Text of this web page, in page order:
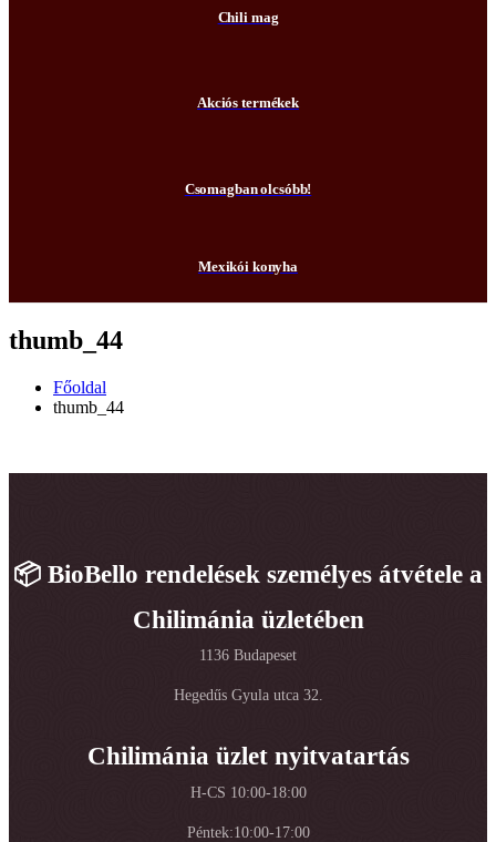
Chili mag
Akciós termékek
Csomagban olcsóbb!
Mexikói konyha
thumb_44
Főoldal
thumb_44
📦 BioBello rendelések személyes átvétele a
Chilimánia üzletében
1136 Budapeset
Hegedűs Gyula utca 32.
Chilimánia üzlet nyitvatartás
H-CS 10:00-18:00
Péntek:10:00-17:00